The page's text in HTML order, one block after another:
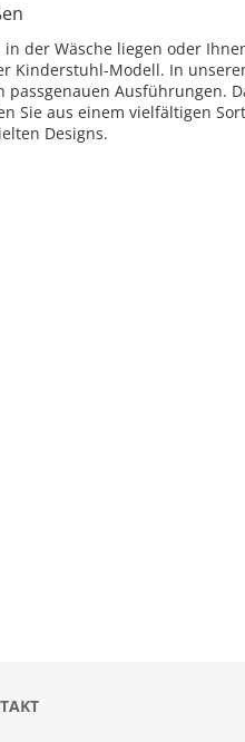
der Wäsche liegen oder
Kinderstuhl-Modell. In
Ausführungen.
Sie aus einem vielfältigen
Designs.